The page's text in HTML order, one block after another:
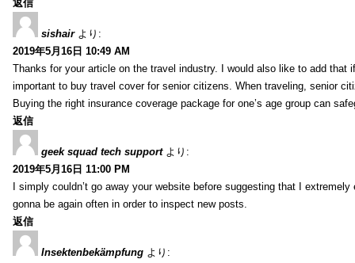
返信
sishair より:
2019年5月16日 10:49 AM
Thanks for your article on the travel industry. I would also like to add that
important to buy travel cover for senior citizens. When traveling, senior
Buying the right insurance coverage package for one’s age group can
返信
geek squad tech support より:
2019年5月16日 11:00 PM
I simply couldn’t go away your website before suggesting that I
gonna be again often in order to inspect new posts.
返信
Insektenbekämpfung より: